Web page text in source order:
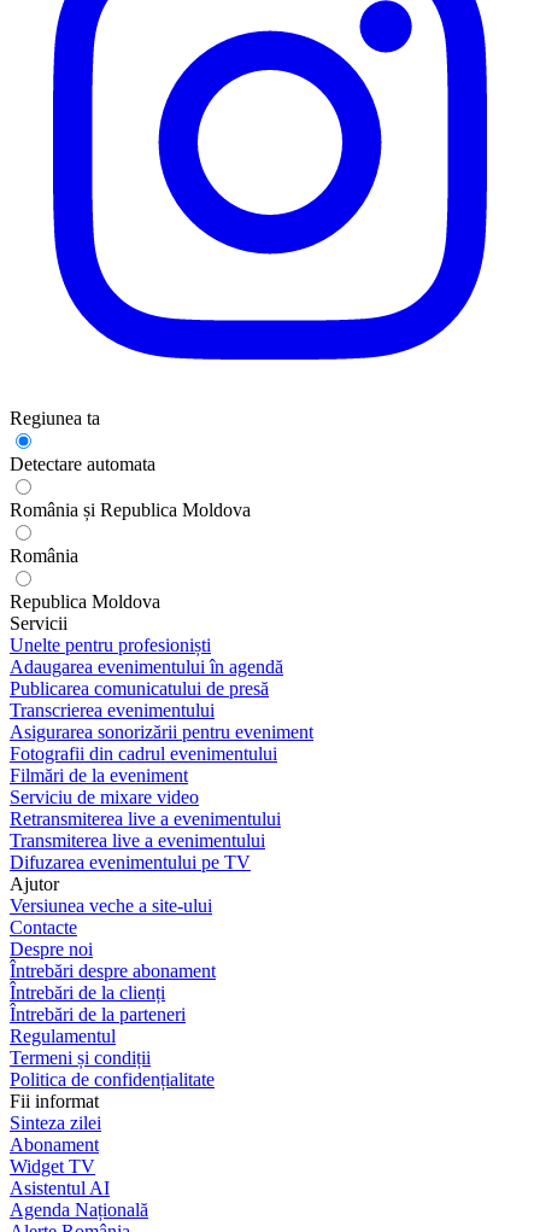
Regiunea ta
Detectare automata
România și Republica Moldova
România
Republica Moldova
Servicii
Unelte pentru profesioniști
Adaugarea evenimentului în agendă
Publicarea comunicatului de presă
Transcrierea evenimentului
Asigurarea sonorizării pentru eveniment
Fotografii din cadrul evenimentului
Filmări de la eveniment
Serviciu de mixare video
Retransmiterea live a evenimentului
Transmiterea live a evenimentului
Difuzarea evenimentului pe TV
Ajutor
Versiunea veche a site-ului
Contacte
Despre noi
Întrebări despre abonament
Întrebări de la clienți
Întrebări de la parteneri
Regulamentul
Termeni și condiții
Politica de confidențialitate
Fii informat
Sinteza zilei
Abonament
Widget TV
Asistentul AI
Agenda Națională